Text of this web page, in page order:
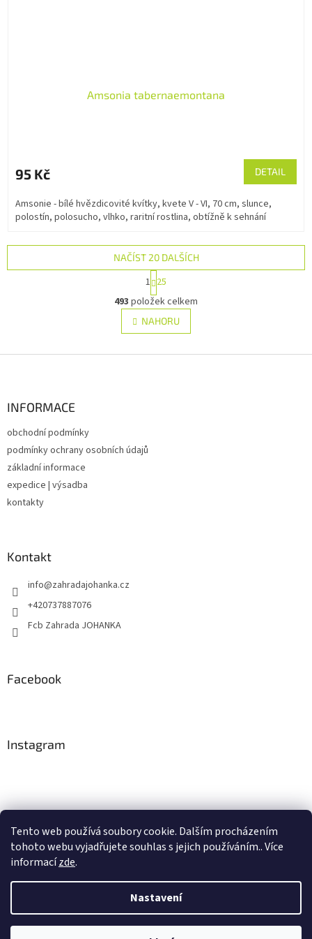
Tento web používá soubory cookie. Dalším procházením
tohoto webu vyjadřujete souhlas s jejich používáním.. Více
informacízde.
Nastavení
Amsonia tabernaemontana
95 Kč DETAIL
Amsonie - bílé hvězdicovité kvítky, kvete V - VI, 70 cm, slunce,
polostín, polosucho, vlhko, raritní rostlina, obtížně k sehnání
O
v
l
á
NAČÍST 20 DALŠÍCH
S
t
r
á
n
k
v
1 25
493 položek celkem
NAHORU
INFORMACE
obchodní podmínky
podmínky ochrany osobních údajů
základní informace
expedice | výsadba
kontakty
Kontakt
info@zahradajohanka.cz
+420737887076
Fcb Zahrada JOHANKA
Facebook
Instagram
Sledovat na Instagramu
Vytvořil Shoptet